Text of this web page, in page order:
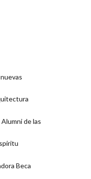
de las
Beca